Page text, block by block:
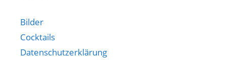
Bilder
Cocktails
Datenschutzerklärung